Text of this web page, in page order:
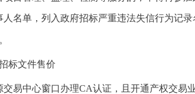
名单，列入政府招标严重违法失信行为记录
标文件售价
交易中心窗口办理CA认证，且开通产权交易